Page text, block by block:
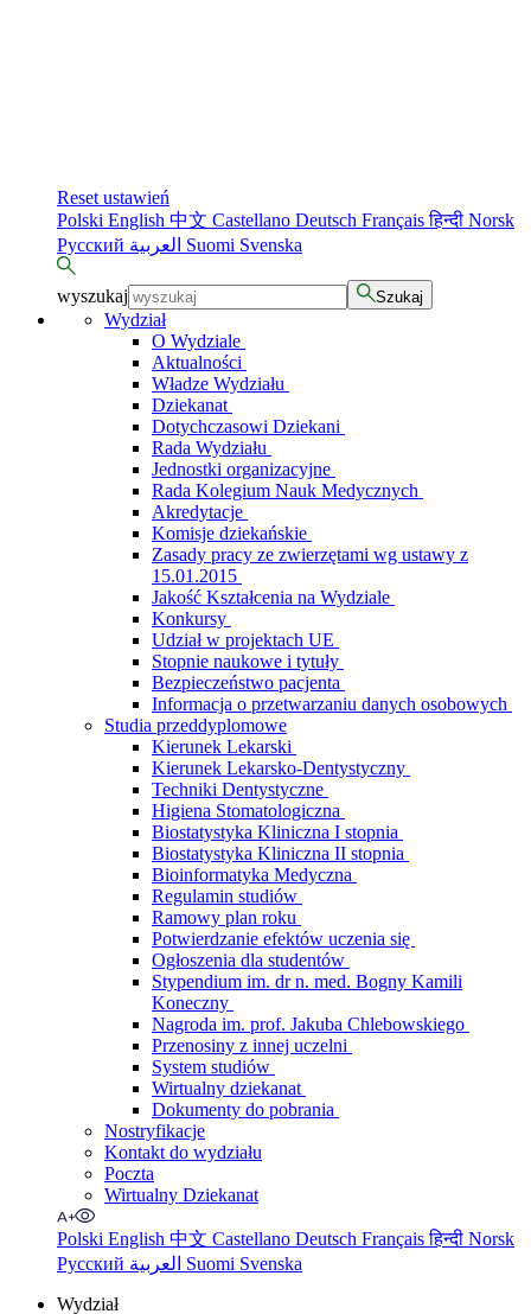
Reset ustawień
Polski English 中文 Castellano Deutsch Françaisहिन्दी Norsk
Русский
Suomi Svenska
wyszukaj Szukaj
Wydział
O Wydziale
Aktualności
Władze Wydziału
Dziekanat
Dotychczasowi Dziekani
Rada Wydziału
Jednostki organizacyjne
Rada Kolegium Nauk Medycznych
Akredytacje
Komisje dziekańskie
Zasady pracy ze zwierzętami wg ustawy z
15.01.2015
Jakość Kształcenia na Wydziale
Konkursy
Udział w projektach UE
Stopnie naukowe i tytuły
Bezpieczeństwo pacjenta
Informacja o przetwarzaniu danych osobowych
Studia przeddyplomowe
Kierunek Lekarski
Kierunek Lekarsko-Dentystyczny
Techniki Dentystyczne
Higiena Stomatologiczna
Biostatystyka Kliniczna I stopnia
Biostatystyka Kliniczna II stopnia
Bioinformatyka Medyczna
Regulamin studiów
Ramowy plan roku
Potwierdzanie efektów uczenia się
Ogłoszenia dla studentów
Stypendium im. dr n. med. Bogny Kamili
Koneczny
Nagroda im. prof. Jakuba Chlebowskiego
Przenosiny z innej uczelni
System studiów
Wirtualny dziekanat
Dokumenty do pobrania
Nostryfikacje
Kontakt do wydziału
Poczta
Wirtualny Dziekanat
Polski English 中文 Castellano Deutsch Françaisहिन्दी Norsk
Русский
Suomi Svenska
Wydział